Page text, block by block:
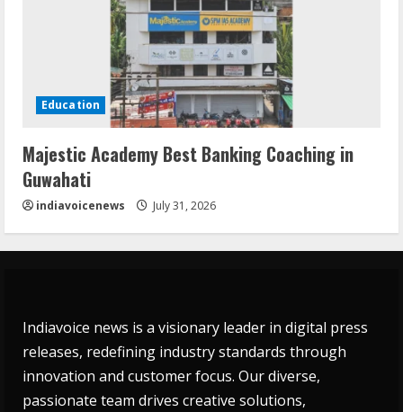
Education
Majestic Academy Best Banking Coaching in
Guwahati
indiavoicenews July 31, 2026
Indiavoice news is a visionary leader in digital press
releases, redefining industry standards through
innovation and customer focus. Our diverse,
passionate team drives creative solutions,